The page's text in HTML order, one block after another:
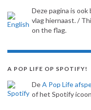
Deze pagina is
vlag hiernaast. /
on the flag.
A POP LIFE OP SPOTIFY!
DeA Pop Life
of het Spotify